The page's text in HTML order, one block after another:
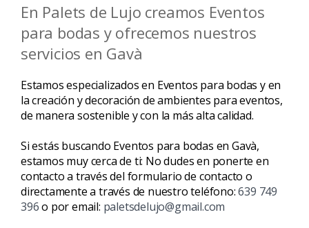
En Palets de Lujo creamos Eventos
para bodas y ofrecemos nuestros
servicios en Gavà
Estamos especializados en Eventos para bodas y en
la creación y decoración de ambientes para eventos,
de manera sostenible y con la más alta calidad.
Si estás buscando Eventos para bodas en Gavà,
estamos muy cerca de ti: No dudes en ponerte en
contacto a través del formulario de contacto o
directamente a través de nuestro teléfono:639 749
396o por email: paletsdelujo@gmail.com